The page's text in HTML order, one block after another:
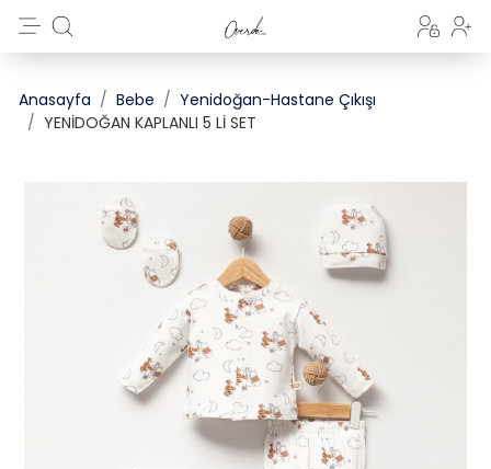
Anasayfa Bebe
Yenidoğan-Hastane Çıkışı
YENİDOĞAN KAPLANLI 5 Lİ SET